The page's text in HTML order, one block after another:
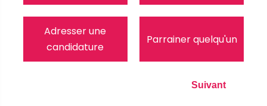
Adresser une
candidature
Parrainer quelqu'un